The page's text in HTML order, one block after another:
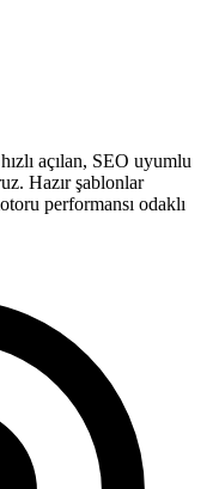
açılan, SEO uyumlu
Hazır şablonlar
performansı odaklı